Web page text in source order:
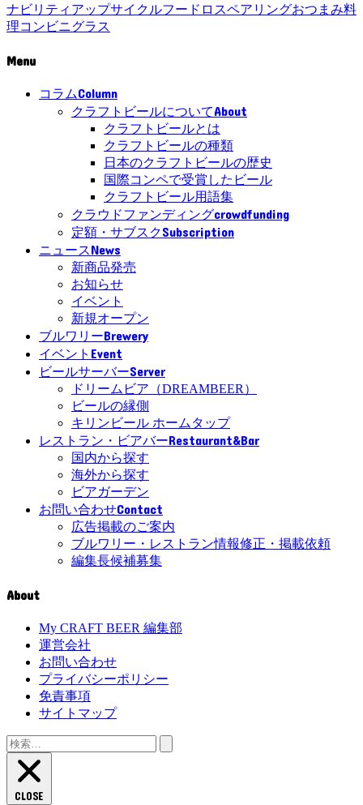
ナビリティ アップサイクルフードロスペアリングおつまみ料
理コンビニグラス
Menu
コラムColumn
クラフトビールについてAbout
クラフトビールとは
クラフトビールの種類
日本のクラフトビールの歴史
国際コンペで受賞したビール
クラフトビール用語集
クラウドファンディングcrowdfunding
定額・サブスクSubscription
ニュースNews
新商品発売
お知らせ
イベント
新規オープン
ブルワリーBrewery
イベント Event
ビールサーバーServer
ドリームビア（DREAMBEER）
ビールの縁側
キリンビール ホームタップ
レストラン・ビアバーRestaurant&Bar
国内から探す
海外から探す
ビアガーデン
お問い合わせContact
広告掲載のご案内
ブルワリー・レストラン情報修正・掲載依頼
編集長候補募集
About
My CRAFT BEER 編集部
運営会社
お問い合わせ
プライバシーポリシー
免責事項
サイトマップ
検
索:
CLOSE